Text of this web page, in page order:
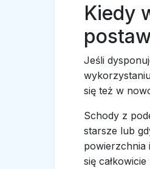
Kiedy
Jeśli
się też w
Schody z
starsze lub
powierzchnia
się